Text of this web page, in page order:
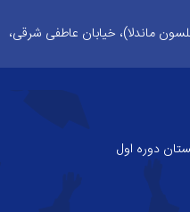
ماندلا)، خیابان عاطفی شرقی،
دوره اول